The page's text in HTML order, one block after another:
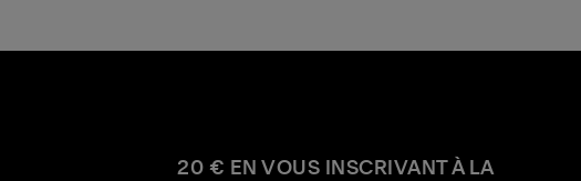
20 € EN VOUS INSCRIVANT À LA